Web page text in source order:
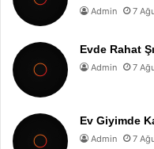
Admin 7
Evde Rahat
Admin 7
Ev Giyimde
Admin 7